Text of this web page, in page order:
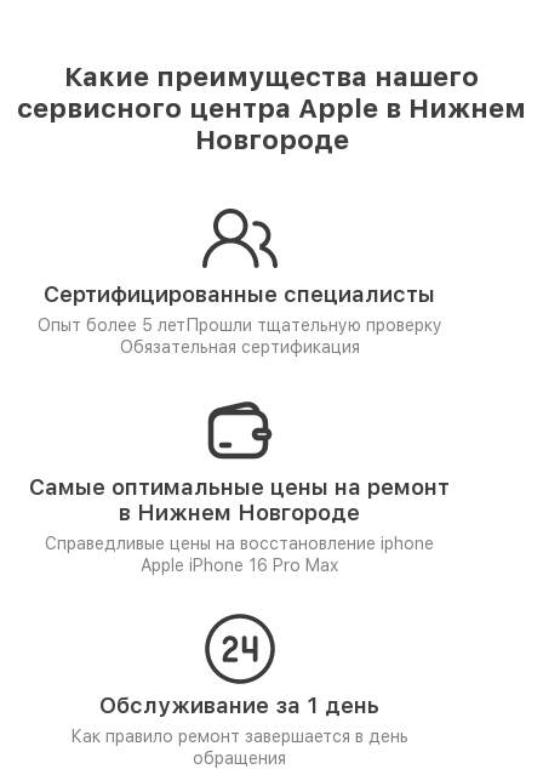
Какие преимущества нашего
сервисного центра Apple в Нижнем
Новгороде
Сертифицированные специалисты
Опыт более 5 лет Прошли тщательную проверку
Обязательная сертификация
Самые оптимальные цены на ремонт
в Нижнем Новгороде
Справедливые цены на восстановление iphone
Apple iPhone 16 Pro Max
Обслуживание за 1 день
Как правило ремонт завершается в день
обращения